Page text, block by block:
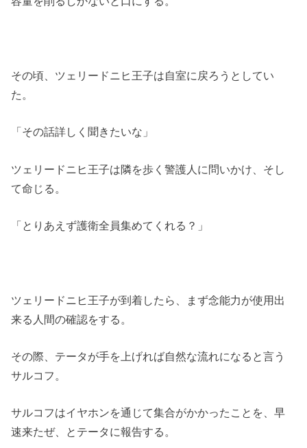
その頃、ツェリードニヒ王子は自室に戻ろうとしてい
た。
「その話詳しく聞きたいな」
ツェリードニヒ王子は隣を歩く警護人に問いかけ、そし
て命じる。
「とりあえず護衛全員集めてくれる？」
ツェリードニヒ王子が到着したら、まず念能力が使用出
来る人間の確認をする。
その際、テータが手を上げれば自然な流れになると言う
サルコフ。
サルコフはイヤホンを通じて集合がかかったことを、早
速来たぜ、とテータに報告する。